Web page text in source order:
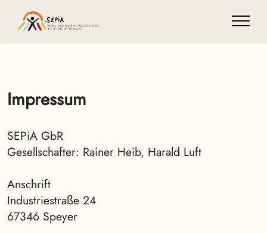
Impressum
SEPiA GbR
Gesellschafter: Rainer Heib, Harald Luft
Anschrift
Industriestraße 24
67346 Speyer